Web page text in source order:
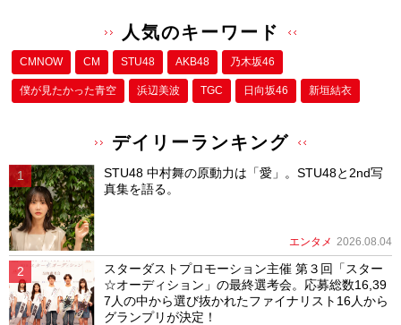
人気のキーワード
CMNOW CM STU48 AKB48 乃木坂46
僕が⾒たかった⻘空 浜辺美波 TGC 日向坂46 新垣結衣
デイリーランキング
STU48 中村舞の原動力は「愛」。STU48と2nd写
真集を語る。
エンタメ 2026.08.04
スターダストプロモーション主催 第３回「スター
☆オーディション」の最終選考会。応募総数16,39
7人の中から選び抜かれたファイナリスト16人から
グランプリが決定！